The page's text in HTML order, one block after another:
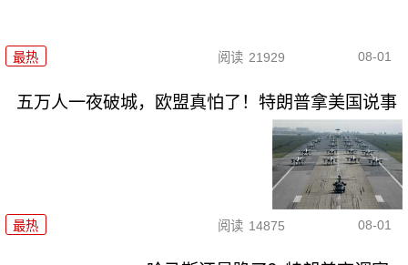
最热 阅读 21929 08-01
五万人一夜破城，欧盟真怕了！特朗普拿美国说事
最热 阅读 14875 08-01